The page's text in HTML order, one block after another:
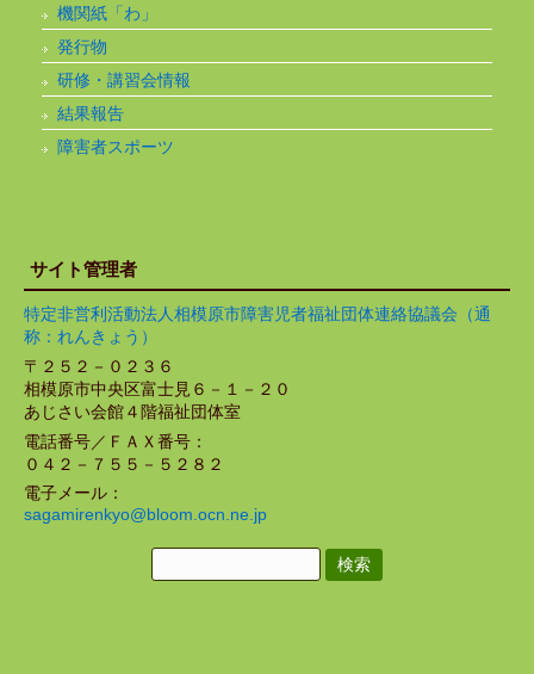
機関紙「わ」
発行物
研修・講習会情報
結果報告
障害者スポーツ
サイト管理者
特定非営利活動法人相模原市障害児者福祉団体連絡協議会（通
称：れんきょう）
〒２５２－０２３６
相模原市中央区富士見６－１－２０
あじさい会館４階福祉団体室
電話番号／ＦＡＸ番号：
０４２－７５５－５２８２
電子メール：
sagamirenkyo@bloom.ocn.ne.jp
検
索: